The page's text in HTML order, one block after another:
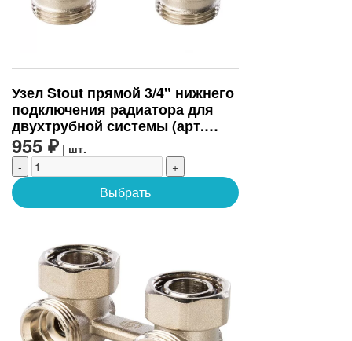
Узел Stout прямой 3/4" нижнего
подключения радиатора для
двухтрубной системы (арт.
SVH-0002-000020)
955 ₽ | шт.
-
+
Выбрать